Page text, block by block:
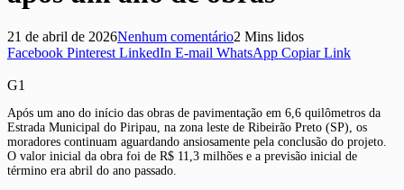
21 de abril de 2026Nenhum comentário2 Mins lidos
Facebook Pinterest LinkedIn E-mail WhatsApp Copiar Link
G1
Após um ano do início das obras de pavimentação em 6,6 quilômetros da
Estrada Municipal do Piripau, na zona leste de Ribeirão Preto (SP), os
moradores continuam aguardando ansiosamente pela conclusão do projeto.
O valor inicial da obra foi de R$ 11,3 milhões e a previsão inicial de
término era abril do ano passado.